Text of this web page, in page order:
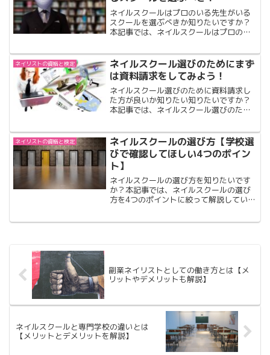
ネイルスクールはプロのいる先生がいる
スクールを選ぶべきか知りたいですか？
本記事では、ネイルスクールはプロのい
説しています。ネイルスクールはプロの
いる先生がいるスクールを選ぶべきか知
りたい方は是非ご覧下さい。
ネイリストの資格と検定
ネイルスクール選びのためにまず
は資料請求をしてみよう！
ネイルスクール選びのために資料請求し
た方が良いか知りたい知りたいですか？
本記事では、ネイルスクール選びのため
めに資料請求した方が良いか知りたい方
は是非ご覧下さい。
ネイリストの資格と検定
ネイルスクールの選び方【学校選
びで確認してほしい4つのポイン
ト】
ネイルスクールの選び方を知りたいです
か？本記事では、ネイルスクールの選び
方を4つのポイントに絞って解説していま
副業ネイリストとしての働き方とは【メ
リットやデメリットも解説】
ネイルスクールと専門学校の違いとは
【メリットとデメリットを解説】